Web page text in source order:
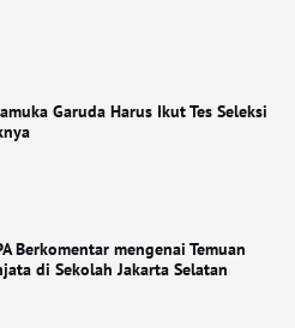
Garuda Harus Ikut Tes Seleksi
Berkomentar mengenai Temuan
di Sekolah Jakarta Selatan